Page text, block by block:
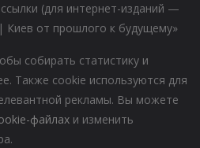
(для интернет-изданий —
от прошлого к будущему»
собирать статистику и
Также cookie используются для
рекламы. Вы можете
файлах и изменить